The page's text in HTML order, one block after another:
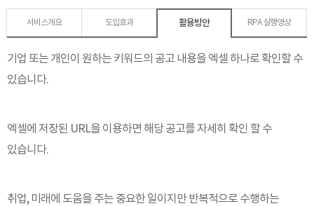
서비스개요 도입효과 활용방안 RPA 실행영상
기업 또는 개인이 원하는 키워드의 공고 내용을 엑셀 하나로 확인할 수
있습니다.
엑셀에 저장된 URL을 이용하면 해당 공고를 자세히 확인 할 수
있습니다.
취업, 미래에 도움을 주는 중요한 일이지만 반복적으로 수행하는